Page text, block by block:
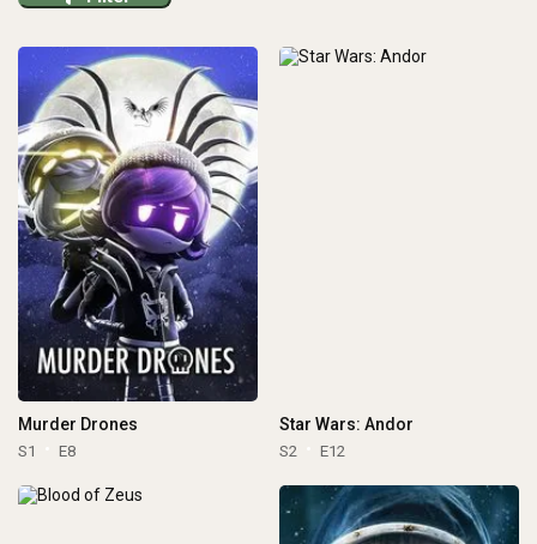
Murder Drones
S1 E8
Star Wars: Andor
S2 E12